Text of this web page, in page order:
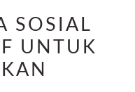
SOSIAL
UNTUK